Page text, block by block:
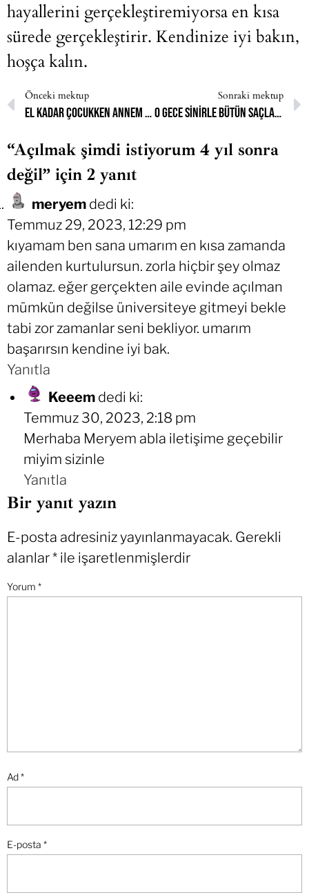
hayallerini gerçekleştiremiyorsa en kısa
sürede gerçekleştirir. Kendinize iyi bakın,
hoşça kalın.
Önceki mektup
El kadar çocukken annem bana “evin küçük annesi” olduğumu tembihlerdi
Sonraki mektup
O gece sinirle bütün saçlarımı kestim
“Açılmak şimdi istiyorum 4 yıl sonra
değil” için 2 yanıt
meryem dedi ki:
Temmuz 29, 2023, 12:29 pm
kıyamam ben sana umarım en kısa zamanda
ailenden kurtulursun. zorla hiçbir şey olmaz
olamaz. eğer gerçekten aile evinde açılman
mümkün değilse üniversiteye gitmeyi bekle
tabi zor zamanlar seni bekliyor. umarım
başarırsın kendine iyi bak.
Yanıtla
Keeem dedi ki:
Temmuz 30, 2023, 2:18 pm
Merhaba Meryem abla iletişime geçebilir
miyim sizinle
Yanıtla
Bir yanıt yazın
E-posta adresiniz yayınlanmayacak. Gerekli
alanlar* ile işaretlenmişlerdir
Yorum *
Ad*
E-posta *